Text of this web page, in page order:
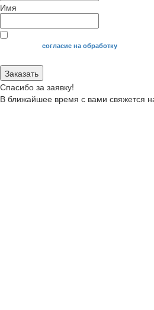
Имя
Я даю своесогласие на обработку
Заказать
Спасибо за заявку!
В ближайшее время с вами свяжется